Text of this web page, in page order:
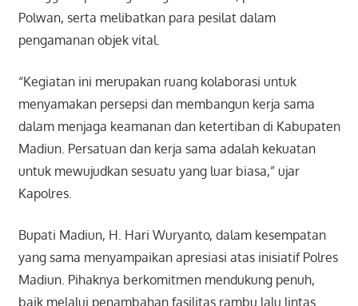
Polwan, serta melibatkan para pesilat dalam
pengamanan objek vital.
“Kegiatan ini merupakan ruang kolaborasi untuk
menyamakan persepsi dan membangun kerja sama
dalam menjaga keamanan dan ketertiban di Kabupaten
Madiun. Persatuan dan kerja sama adalah kekuatan
untuk mewujudkan sesuatu yang luar biasa,” ujar
Kapolres.
Bupati Madiun, H. Hari Wuryanto, dalam kesempatan
yang sama menyampaikan apresiasi atas inisiatif Polres
Madiun. Pihaknya berkomitmen mendukung penuh,
baik melalui penambahan fasilitas rambu lalu lintas